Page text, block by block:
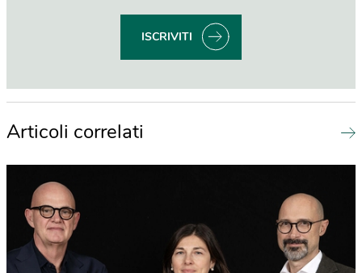
ISCRIVITI
Articoli correlati